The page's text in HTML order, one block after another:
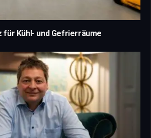
Kühl- und Gefrierräume